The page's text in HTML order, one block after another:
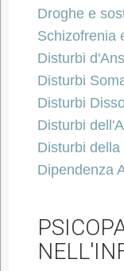
Droghe e
Schizofrenia
Disturbi
Disturbi
Disturbi
Disturbi
Disturbi
Dipendenza